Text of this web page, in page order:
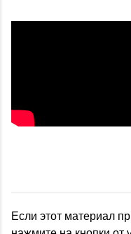
Если этот материал